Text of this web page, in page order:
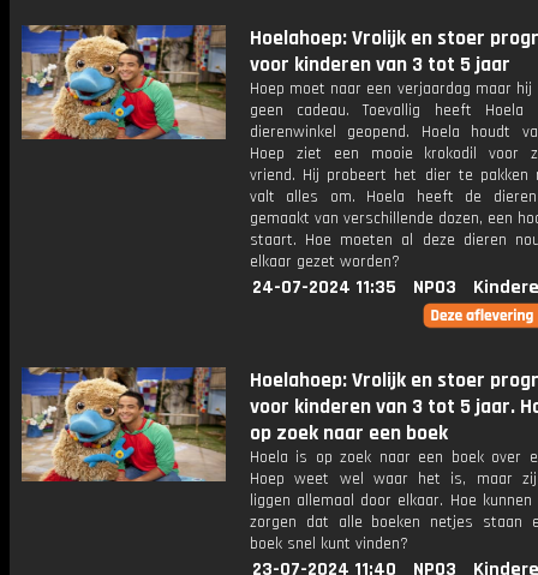
Hoelahoep: Vrolijk en stoer
voor kinderen van 3 tot 5 jaar
Hoep moet naar een verjaardag maar
geen cadeau. Toevallig heeft
dierenwinkel geopend. Hoela houdt
Hoep ziet een mooie krokodil voor
vriend. Hij probeert het dier te pakken
valt alles om. Hoela heeft de dieren
gemaakt van verschillende dozen, een
staart. Hoe moeten al deze dieren
elkaar gezet worden?
24-07-2024 11:35 NPO3
Hoelahoep: Vrolijk en stoer
voor kinderen van 3 tot 5 jaar.
op zoek naar een boek
Hoela is op zoek naar een boek over
Hoep weet wel waar het is, maar
liggen allemaal door elkaar. Hoe
zorgen dat alle boeken netjes staan
boek snel kunt vinden?
23-07-2024 11:40 NPO3